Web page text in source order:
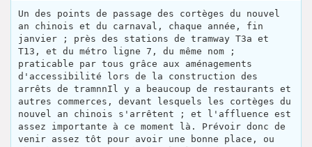
Un des points de passage des cortèges du nouvel
an chinois et du carnaval, chaque année, fin
janvier ; près des stations de tramway T3a et
T13, et du métro ligne 7, du même nom ;
praticable par tous grâce aux aménagements
d'accessibilité lors de la construction des
arrêts de tramnnIl y a beaucoup de restaurants et
autres commerces, devant lesquels les cortèges du
nouvel an chinois s'arrêtent ; et l'affluence est
assez importante à ce moment là. Prévoir donc de
venir assez tôt pour avoir une bonne place, ou